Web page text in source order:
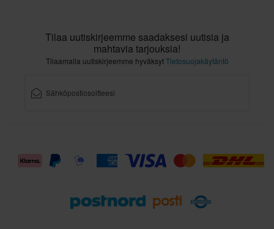
Tilaa uutiskirjeemme saadaksesi uutisia ja
mahtavia tarjouksia!
Tilaamalla uutiskirjeemme hyväksytTietosuojakäytäntö